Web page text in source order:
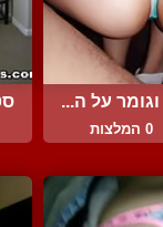
על ה...
0 המלצות